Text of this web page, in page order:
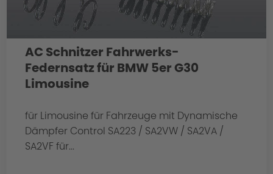
AC Schnitzer Fahrwerks-
Federnsatz für BMW 5er G30
Limousine
für Limousine für Fahrzeuge mit Dynamische
Dämpfer Control SA223 / SA2VW / SA2VA /
SA2VF für...